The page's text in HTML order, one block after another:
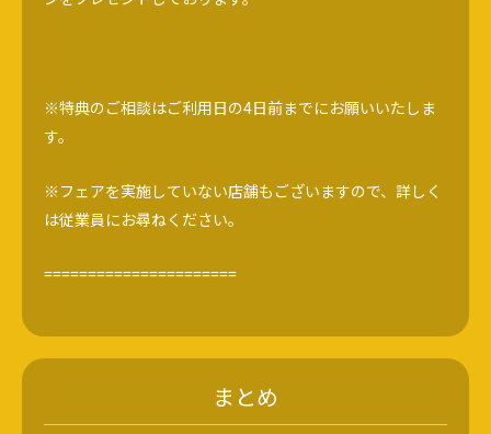
※特典のご相談はご利用日の4日前までにお願いいたしま
す。
※フェアを実施していない店舗もございますので、詳しく
は従業員にお尋ねください。
======================
まとめ